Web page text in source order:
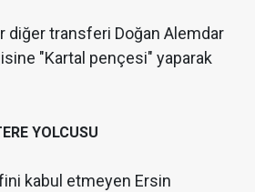
diğer transferi Doğan Alemdar
"Kartal pençesi" yaparak
YOLCUSU
kabul etmeyen Ersin